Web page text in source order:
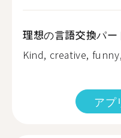
理想の言語交換パ
Kind, creative,
アプ